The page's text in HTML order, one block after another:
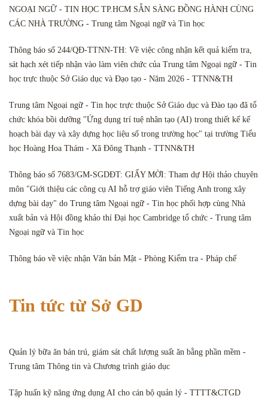
NGOẠI NGỮ - TIN HỌC TP.HCM SẴN SÀNG ĐỒNG HÀNH CÙNG
CÁC NHÀ TRƯỜNG - Trung tâm Ngoại ngữ và Tin học
Thông báo số 244/QĐ-TTNN-TH: Về việc công nhận kết quả kiểm tra,
sát hạch xét tiếp nhận vào làm viên chức của Trung tâm Ngoại ngữ - Tin
học trực thuộc Sở Giáo dục và Đạo tạo - Năm 2026 - TTNN&TH
Trung tâm Ngoại ngữ - Tin học trực thuộc Sở Giáo dục và Đào tạo đã tổ
chức khóa bồi dưỡng "Ứng dụng trí tuệ nhân tạo (AI) trong thiết kế kế
hoạch bài dạy và xây dựng học liệu số trong trường học" tại trường Tiểu
học Hoàng Hoa Thám - Xã Đông Thạnh - TTNN&TH
Thông báo số 7683/GM-SGDĐT: GIẤY MỜI: Tham dự Hội thảo chuyên
môn "Giới thiệu các công cụ AI hỗ trợ giáo viên Tiếng Anh trong xây
dựng bài dạy" do Trung tâm Ngoại ngữ - Tin học phối hợp cùng Nhà
xuất bản và Hội đồng khảo thí Đại học Cambridge tổ chức - Trung tâm
Ngoại ngữ và Tin học
Thông báo về việc nhận Văn bản Mật - Phòng Kiểm tra - Pháp chế
Tin tức từ Sở GD
Quản lý bữa ăn bán trú, giám sát chất lượng suất ăn bằng phần mềm -
Trung tâm Thông tin và Chương trình giáo dục
Tập huấn kỹ năng ứng dụng AI cho cán bộ quản lý - TTTT&CTGD